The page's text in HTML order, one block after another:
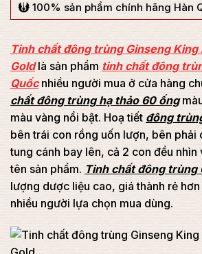
100% sản phẩm chính hãng Hàn
Tinh chất đông trùng Ginseng
Goldlà sản phẩm tinh chất đông
Quốcnhiều người mua ở cửa hàng
chất đông trùng hạ thảo 60 ống
màu vàng nổi bật. Hoạ tiết đông
bên trái con rồng uốn lượn, bên phải
tung cánh bay lên, cả 2 con đều nhìn
tên sản phẩm. Tinh chất đông trùng
lượng dược liệu cao, giá thành rẻ
nhiều người lựa chọn mua dùng.